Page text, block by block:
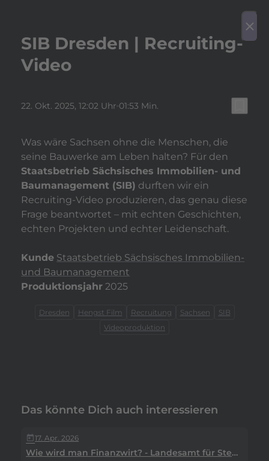
menu
Video
SIB Dresden | Recruiting-
Video
22. Okt. 2025, 12:02 Uhr 01:53 Min.
Was wäre Sachsen ohne die Menschen, die
seine Bauwerke am Leben halten? Für den
Staatsbetrieb Sächsisches Immobilien- und
Baumanagement (SIB) durften wir ein
Recruiting-Video produzieren, das genau diese
Frage beantwortet – mit echten Geschichten,
echten Projekten und echter Leidenschaft.
Kunde Staatsbetrieb Sächsisches Immobilien-
und Baumanagement
Produktionsjahr 2025
Dresden Hengst Film Recruitung Sachsen
SIB
Videoproduktion
Das könnte Dich auch interessieren
today 17. Apr. 2026
Wie wird man Finanzwirt? - Landesamt für Steuern und Finanzen
close